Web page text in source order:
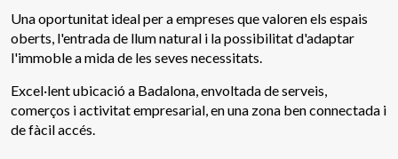
Una oportunitat ideal per a empreses que valoren els espais
oberts, l'entrada de llum natural i la possibilitat d'adaptar
l'immoble a mida de les seves necessitats.
Excel·lent ubicació a Badalona, envoltada de serveis,
comerços i activitat empresarial, en una zona ben connectada i
de fàcil accés.
funció de l'anàlisi de les dades d'ús que fan els usuaris del
servei. Permeten desar la informació de preferència de
l'usuari per millorar la qualitat dels nostres serveis i oferir
una millor experiència a través de productes recomanats.
Marketing i publicitat
Aquestes cookies són utilitzades per emmagatzemar